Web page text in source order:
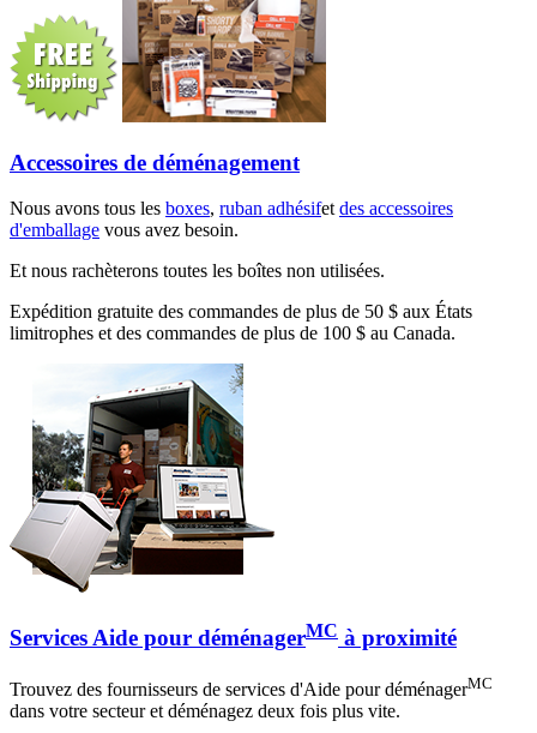
Accessoires de déménagement
Nous avons tous les boxes, ruban adhésifetdes accessoires
d'emballage vous avez besoin.
Et nous rachèterons toutes les boîtes non utilisées.
Expédition gratuite des commandes de plus de 50 $ aux États
limitrophes et des commandes de plus de 100 $ au Canada.
Services Aide pour déménagerMC à proximité
Trouvez des fournisseurs de services d'Aide pour déménagerMC
dans votre secteur et déménagez deux fois plus vite.